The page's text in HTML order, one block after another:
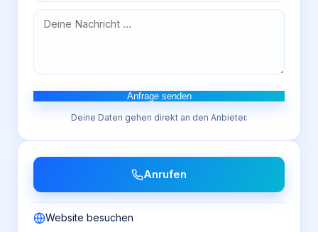
Anfrage senden
Deine Daten gehen direkt an den Anbieter.
Anrufen
Website besuchen